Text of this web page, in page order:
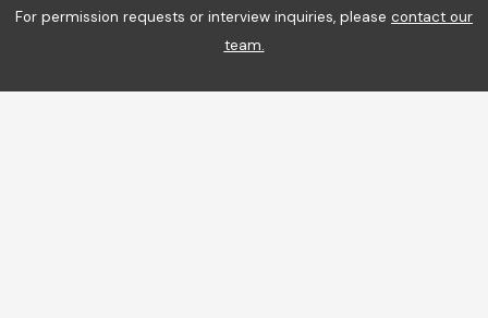
For permission requests or interview inquiries, please contact our
team.